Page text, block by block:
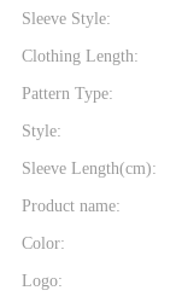
Sleeve Style:
Clothing Length:
Pattern Type:
Style:
Sleeve Length(cm):
Product name:
Color:
Logo: